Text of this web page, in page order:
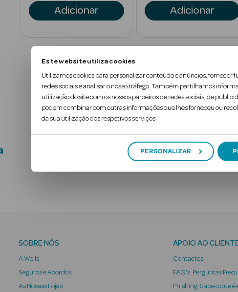
Este website utiliza cookies
Utilizamos cookies para personalizar conteúdo e anúncios, fornecer
redes sociais e analisar o nosso tráfego. Também partilhamos
utilização do site com os nossos parceiros de redes sociais, de
podem combinar com outras informações que lhes forneceu ou
da sua utilização dos respetivos serviços.
PERSONALIZAR
Adicionar Adicionar
Digite o seu e-mail
SOBRE NÓS
A Wells
Seguros e Acordos
As Nossas Lojas
APOIO AO
Contactos
FAQ's: Perguntas
Phishing: Sabe o que é